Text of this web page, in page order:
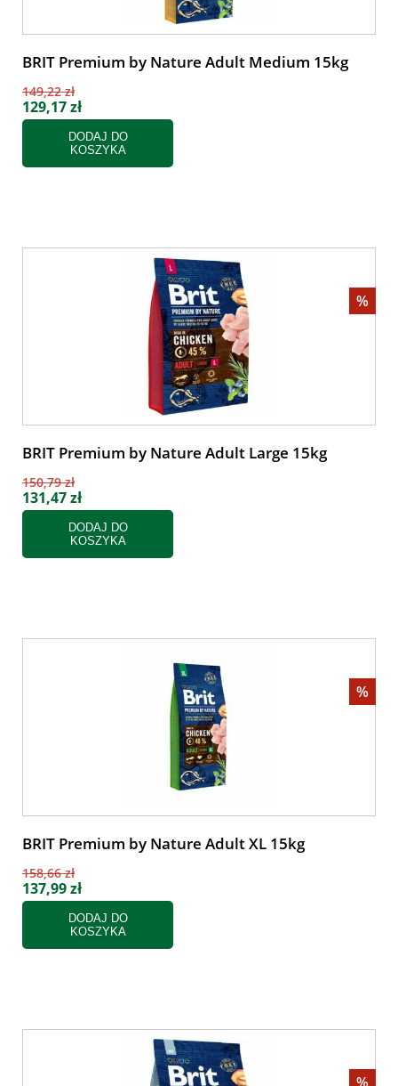
BRIT Premium by Nature Adult Medium 15kg
149,22 zł
129,17 zł
DODAJ DO
KOSZYKA
%
BRIT Premium by Nature Adult Large 15kg
150,79 zł
131,47 zł
DODAJ DO
KOSZYKA
%
BRIT Premium by Nature Adult XL 15kg
158,66 zł
137,99 zł
DODAJ DO
KOSZYKA